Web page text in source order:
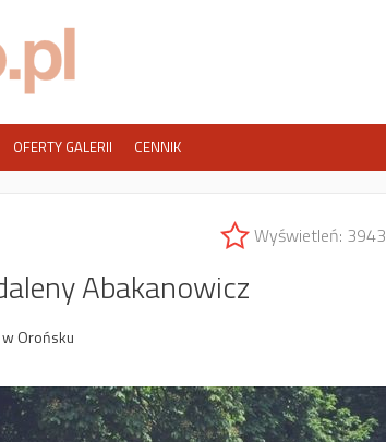
OFERTY GALERII CENNIK
Wyświetleń: 3943
Abakanowicz
Orońsku